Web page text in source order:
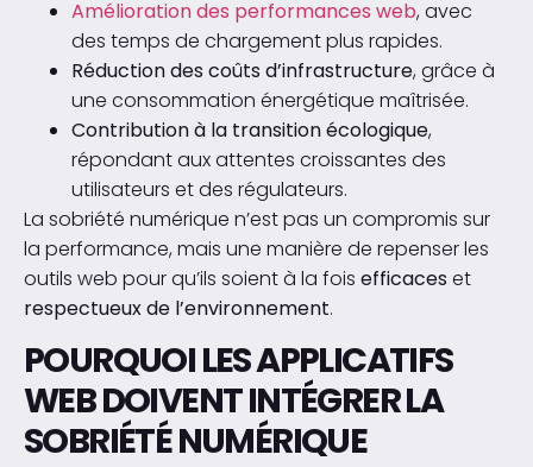
Amélioration des performances web, avec
des temps de chargement plus rapides.
Réduction des coûts d’infrastructure, grâce à
une consommation énergétique maîtrisée.
Contribution à la transition écologique,
répondant aux attentes croissantes des
utilisateurs et des régulateurs.
La sobriété numérique n’est pas un compromis sur
la performance, mais une manière de repenser les
outils web pour qu’ils soient à la fois efficaces et
respectueux de l’environnement.
POURQUOI LES APPLICATIFS
WEB DOIVENT INTÉGRER LA
SOBRIÉTÉ NUMÉRIQUE